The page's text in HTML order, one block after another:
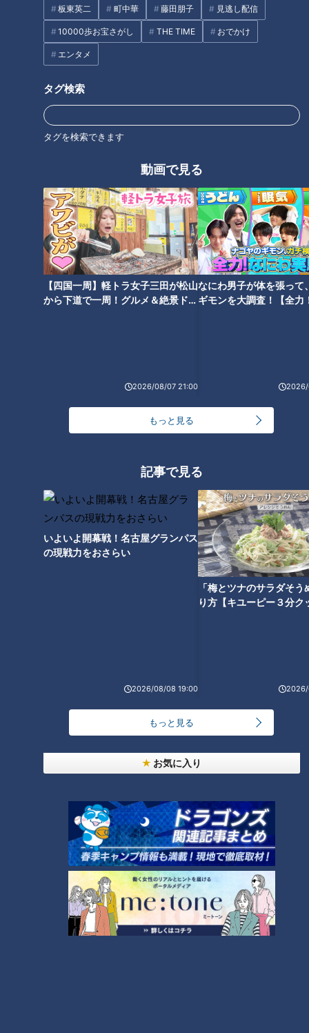
板東英二 町中華 藤田朋子 見逃し配信
10000歩お宝さがし THE TIME おでかけ
エンタメ
タグ検索
タグを検索できます
動画で見る
【四国一周】軽トラ女子三田が松山
から下道で一周！グルメ＆絶景ドラ
2026/08/07 21:00
なにわ男子が体を張って
ギモンを大調査！【全力
2026/
もっと見る
記事で見る
いよいよ開幕戦！名古屋グランパス
の現戦力をおさらい
2026/08/08 19:00
「梅とツナのサラダそう
り方【キユーピー３分ク
2026/
もっと見る
お気に入り
2 赤ピーマンは縦半分に切って、ヘタと種を除いて2～3cm
大の乱切りにする。長ねぎは1cm幅に切り、しょうがは薄切り
にする。
3 牛肉は長さを半分に切って、塩、酒、片栗粉をからめる。
4 分量の水、鶏ガラスープの素、酒、しょうゆ、砂糖、片栗
粉、こしょうを混ぜ合わせる。
5 フライパンに油大さじ1を熱して長ねぎ、しょうが、牛肉を
炒める。肉の色が変わったら、赤ピーマンを加えてひと炒めす
6 4を加えて煮立て、とろみがついたらブロッコリーを加
え、粒黒こしょうをひいて加え、ひと炒めして器に盛る。
この記事の画像を見る
この記事を見たあなたへのおすすめ
炒め」の作り方【キユーピー３
分クッキング】
「れんこんと塩さばのパセリ炒
め」の作り方【キユーピー３分
クッキング】
クッキング】
「塩麹でしっとり鶏胸肉のから
揚げ」の作り方【キユーピー３
「素揚げじゃが芋の香味みそあ
え」の作り方【キユーピー３分
クッキング】